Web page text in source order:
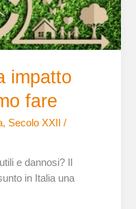
impatto
fare
, Secolo XXII
/
e dannosi? Il
in Italia una